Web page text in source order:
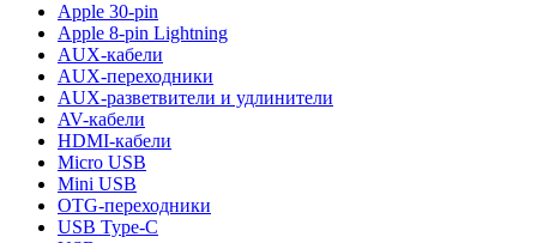
Apple 30-pin
Apple 8-pin Lightning
AUX-кабели
AUX-переходники
AUX-разветвители и удлинители
AV-кабели
HDMI-кабели
Micro USB
Mini USB
OTG-переходники
USB Type-C